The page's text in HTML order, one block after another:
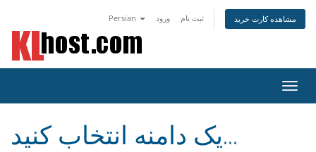
Persian ورود ثبت نام مشاهده کارت خرید
تغییر
یک دامنه انتخاب کنید...